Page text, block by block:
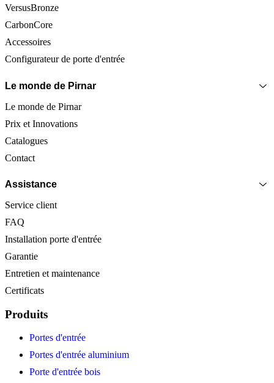
VersusBronze
CarbonCore
Accessoires
Configurateur de porte d'entrée
Le monde de Pirnar
Le monde de Pirnar
Prix et Innovations
Catalogues
Contact
Assistance
Service client
FAQ
Installation porte d'entrée
Garantie
Entretien et maintenance
Certificats
Produits
Portes d'entrée
Portes d'entrée aluminium
Porte d'entrée bois